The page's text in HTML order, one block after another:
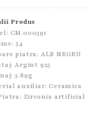
Produs
CM.000391
54
piatra: ALB NEGRU
Argint 925
3.89g
auxiliar: Ceramica
Zirconia artificial